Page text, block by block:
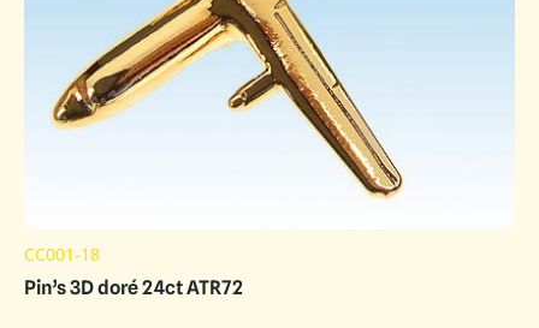
CC001-18
Pin’s 3D doré 24ct ATR72